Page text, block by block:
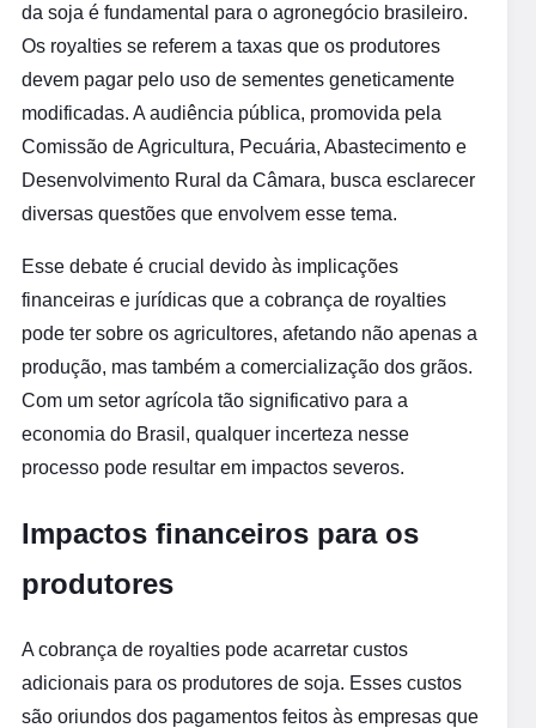
da soja é fundamental para o agronegócio brasileiro.
Os royalties se referem a taxas que os produtores
devem pagar pelo uso de sementes geneticamente
modificadas. A audiência pública, promovida pela
Comissão de Agricultura, Pecuária, Abastecimento e
Desenvolvimento Rural da Câmara, busca esclarecer
diversas questões que envolvem esse tema.
Esse debate é crucial devido às implicações
financeiras e jurídicas que a cobrança de royalties
pode ter sobre os agricultores, afetando não apenas a
produção, mas também a comercialização dos grãos.
Com um setor agrícola tão significativo para a
economia do Brasil, qualquer incerteza nesse
processo pode resultar em impactos severos.
Impactos financeiros para os
produtores
A cobrança de royalties pode acarretar custos
adicionais para os produtores de soja. Esses custos
são oriundos dos pagamentos feitos às empresas que